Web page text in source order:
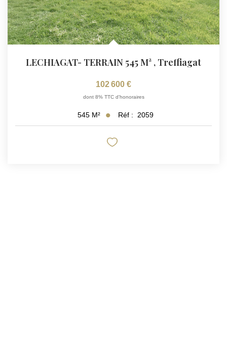
LECHIAGAT- TERRAIN 545 M² , Treffiagat
102 600 €
dont 8% TTC d'honoraires
545 M² Réf : 2059